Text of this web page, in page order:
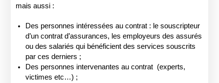
mais aussi :
Des personnes intéressées au contrat : le souscripteur
d’un contrat d’assurances, les employeurs des assurés
ou des salariés qui bénéficient des services souscrits
par ces derniers ;
Des personnes intervenantes au contrat (experts,
victimes etc…) ;